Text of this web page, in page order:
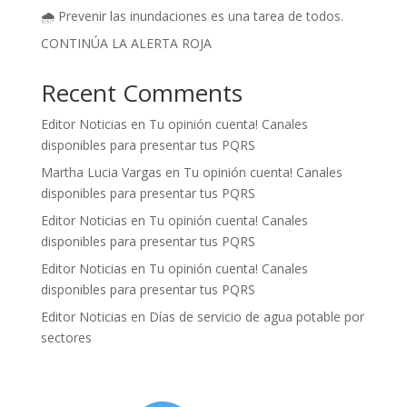
🌧️ Prevenir las inundaciones es una tarea de todos.
CONTINÚA LA ALERTA ROJA
Recent Comments
Editor Noticias en Tu opinión cuenta! Canales
disponibles para presentar tus PQRS
Martha Lucia Vargas en Tu opinión cuenta! Canales
disponibles para presentar tus PQRS
Editor Noticias en Tu opinión cuenta! Canales
disponibles para presentar tus PQRS
Editor Noticias en Tu opinión cuenta! Canales
disponibles para presentar tus PQRS
Editor Noticias en Días de servicio de agua potable por
sectores